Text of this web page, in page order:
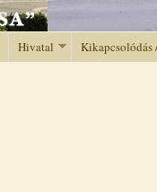
Hivatal Kikapcsolódás